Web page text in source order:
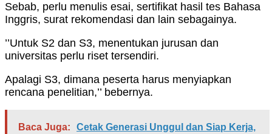
Sebab, perlu menulis esai, sertifikat hasil tes Bahasa
Inggris, surat rekomendasi dan lain sebagainya.
’’Untuk S2 dan S3, menentukan jurusan dan
universitas perlu riset tersendiri.
Apalagi S3, dimana peserta harus menyiapkan
rencana penelitian,’’ bebernya.
Baca Juga:
Cetak Generasi Unggul dan Siap Kerja,